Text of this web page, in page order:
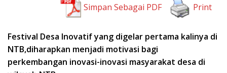
Simpan Sebagai PDF Print
Festival Desa Inovatif yang digelar pertama kalinya di
NTB,diharapkan menjadi motivasi bagi
perkembangan inovasi-inovasi masyarakat desa di